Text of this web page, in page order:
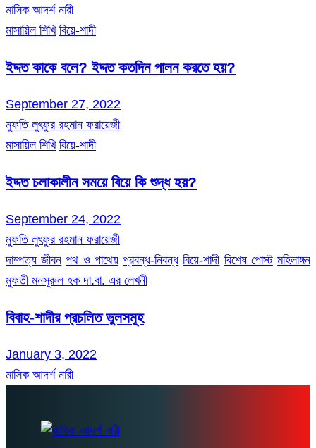
মাসিক আদর্শ নারী
মাসায়িল শিখি বিয়ে-শাদী
ইদ্দত কাকে বলে? ইদ্দত কতদিন পালন করতে হয়?
September 27, 2022
মুফতি লুৎফুর রহমান ফরায়েজী
মাসায়িল শিখি বিয়ে-শাদী
ইদ্দত চলাকালীন সময়ে বিয়ে কি শুদ্ধ হয়?
September 24, 2022
মুফতি লুৎফুর রহমান ফরায়েজী
দাম্পত্য জীবন পথ ও পাথেয় প্রবন্ধ-নিবন্ধ বিয়ে-শাদী বিশেষ পোস্ট মহিলাঙ্গন
মুফতী মনসূরুল হক দা.বা. এর লেখনী
বিবাহ-শাদীর প্রচলিত ভুলসমূহ
January 3, 2022
মাসিক আদর্শ নারী